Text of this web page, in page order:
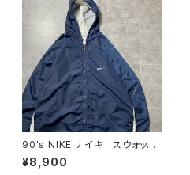
90's NIKE ナイキ スウォッシ
ュ 両面刺繍 ネイビー フー
ド ナイロンジャケット
¥8,900